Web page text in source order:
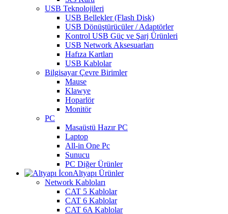
USB Teknolojileri
USB Bellekler (Flash Disk)
USB Dönüştürücüler / Adaptörler
Kontrol USB Güç ve Şarj Ürünleri
USB Network Aksesuarları
Hafıza Kartları
USB Kablolar
Bilgisayar Çevre Birimler
Mause
Klawye
Hoparlör
Monitör
PC
Masaüstü Hazır PC
Laptop
All-in One Pc
Sunucu
PC Diğer Ürünler
Altyapı Ürünler
Network Kabloları
CAT 5 Kablolar
CAT 6 Kablolar
CAT 6A Kablolar